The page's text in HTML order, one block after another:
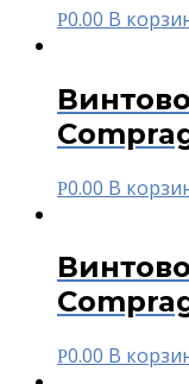
Р0.00 В
Р0.00 В
Р0.00 В